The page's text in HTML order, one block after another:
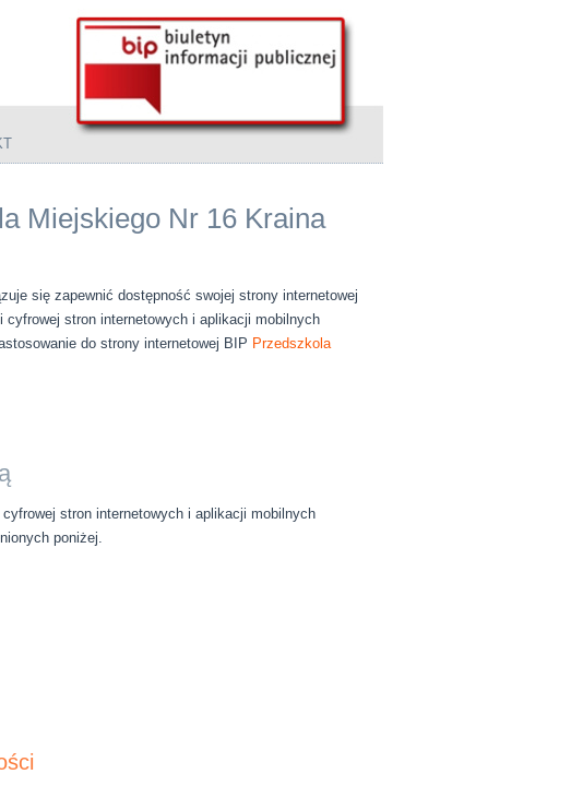
Miejskiego Nr 16 Kraina
się zapewnić dostępność swojej strony internetowej
stron internetowych i aplikacji mobilnych
do strony internetowej BIP Przedszkola
stron internetowych i aplikacji mobilnych
poniżej.